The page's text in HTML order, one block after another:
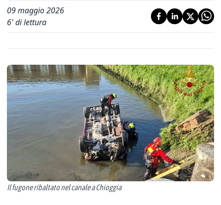
09 maggio 2026
6' di lettura
Il fugone ribaltato nel canale a Chioggia